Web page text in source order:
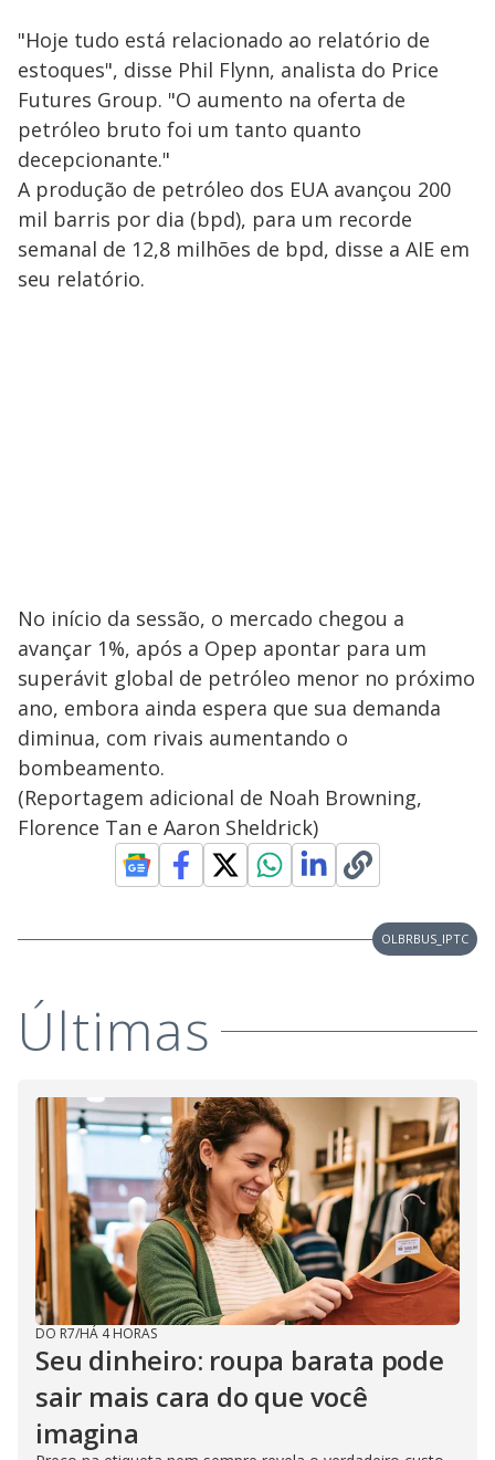
"Hoje tudo está relacionado ao relatório de
estoques", disse Phil Flynn, analista do Price
Futures Group. "O aumento na oferta de
petróleo bruto foi um tanto quanto
decepcionante."
A produção de petróleo dos EUA avançou 200
mil barris por dia (bpd), para um recorde
semanal de 12,8 milhões de bpd, disse a AIE em
seu relatório.
No início da sessão, o mercado chegou a
avançar 1%, após a Opep apontar para um
superávit global de petróleo menor no próximo
ano, embora ainda espera que sua demanda
diminua, com rivais aumentando o
bombeamento.
(Reportagem adicional de Noah Browning,
Florence Tan e Aaron Sheldrick)
OLBRBUS_IPTC
Últimas
DO R7/HÁ 4 HORAS
Seu dinheiro: roupa barata pode
sair mais cara do que você
imagina